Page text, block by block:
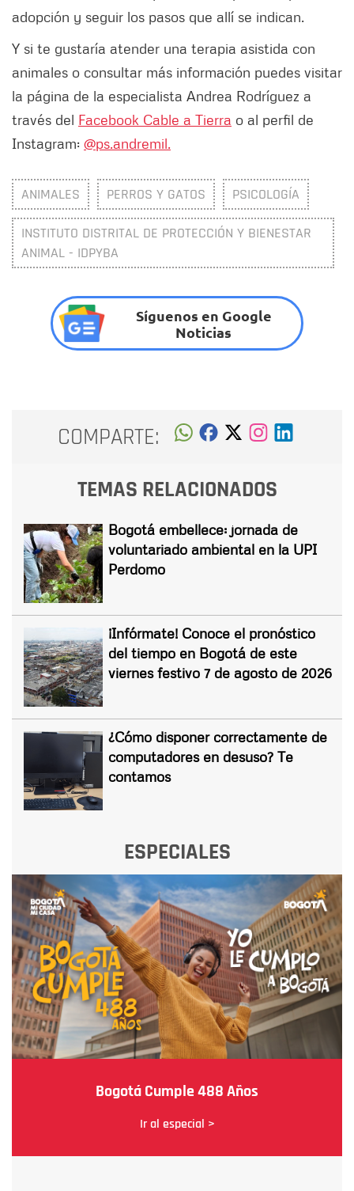
adopción y seguir los pasos que allí se indican.
Y si te gustaría atender una terapia asistida con
animales o consultar más información puedes visitar
la página de la especialista Andrea Rodríguez a
través del Facebook Cable a Tierra o al perfil de
Instagram: @ps.andremil.
ANIMALES PERROS Y GATOS PSICOLOGÍA
INSTITUTO DISTRITAL DE PROTECCIÓN Y BIENESTAR
ANIMAL - IDPYBA
Síguenos en Google
Noticias
COMPARTE:
TEMAS RELACIONADOS
Bogotá embellece: jornada de
voluntariado ambiental en la UPI
Perdomo
¡Infórmate! Conoce el pronóstico
del tiempo en Bogotá de este
viernes festivo 7 de agosto de 2026
¿Cómo disponer correctamente de
computadores en desuso? Te
contamos
ESPECIALES
Bogotá Cumple 488 Años
Ir al especial >